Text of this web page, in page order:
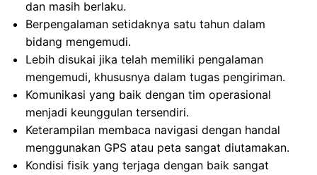
dan masih berlaku.
Berpengalaman setidaknya satu tahun dalam
bidang mengemudi.
Lebih disukai jika telah memiliki pengalaman
mengemudi, khususnya dalam tugas pengiriman.
Komunikasi yang baik dengan tim operasional
menjadi keunggulan tersendiri.
Keterampilan membaca navigasi dengan handal
menggunakan GPS atau peta sangat diutamakan.
Kondisi fisik yang terjaga dengan baik sangat